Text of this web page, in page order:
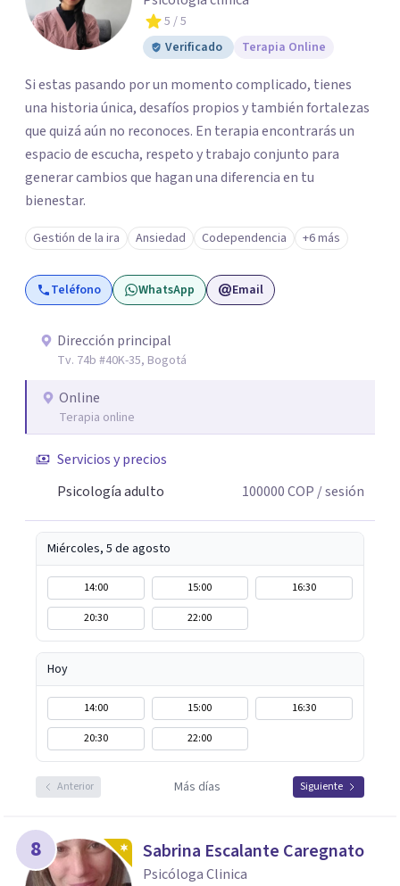
5 / 5
Verificado
Terapia Online
Si estas pasando por un momento complicado, tienes
una historia única, desafíos propios y también fortalezas
que quizá aún no reconoces. En terapia encontrarás un
espacio de escucha, respeto y trabajo conjunto para
generar cambios que hagan una diferencia en tu
bienestar.
Gestión de la ira Ansiedad Codependencia +6 más
Teléfono WhatsApp Email
Dirección principal
Tv. 74b #40K-35, Bogotá
Online
Terapia online
Servicios y precios
Psicología adulto
100000COP / sesión
Miércoles, 5 de agosto
14:00 15:00
16:30
20:30
22:00
Hoy
14:00 15:00
16:30
20:30
22:00
Anterior Más días Siguiente
8 Sabrina Escalante Caregnato
Psicóloga Clinica